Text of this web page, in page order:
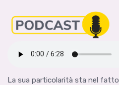
La sua particolarità sta nel